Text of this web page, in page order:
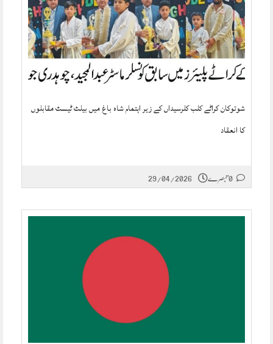
شوتوکان کراٹے کلب کلرسیداں کے زیر اہتمام شاہ باغ میں بیلٹ ٹیسٹ مقابلوں
کا انعقاد
29/04/2026